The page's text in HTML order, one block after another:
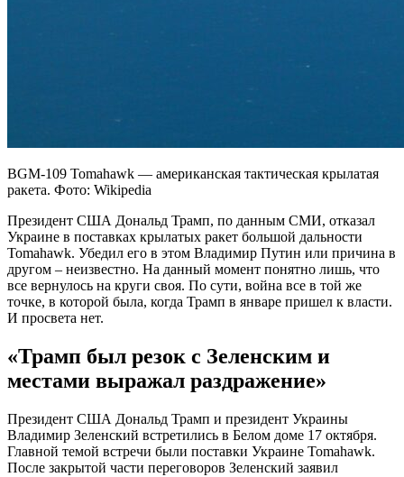
BGM-109 Tomahawk — американская тактическая крылатая
ракета. Фото: Wikipedia
Президент США Дональд Трамп, по данным СМИ, отказал
Украине в поставках крылатых ракет большой дальности
Tomahawk. Убедил его в этом Владимир Путин или причина в
другом – неизвестно. На данный момент понятно лишь, что
все вернулось на круги своя. По сути, война все в той же
точке, в которой была, когда Трамп в январе пришел к власти.
И просвета нет.
«Трамп был резок с Зеленским и
местами выражал раздражение»
Президент США Дональд Трамп и президент Украины
Владимир Зеленский встретились в Белом доме 17 октября.
Главной темой встречи были поставки Украине Tomahawk.
После закрытой части переговоров Зеленский заявил